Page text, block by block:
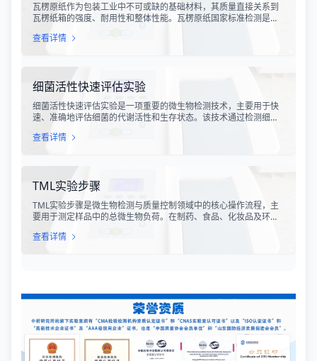
瓦楞原纸作为包装工业中不可或缺的基础材料，其质量直接关系到
瓦楞纸箱的强度、耐用性和整体性能。瓦楞原纸国家标准检测是依
对瓦楞原纸的各项物理性能指标进行系统化测试和评价的过程。该
查看详情
细菌活性快速评估实验
细菌活性快速评估实验是一项重要的微生物检测技术，主要用于快
速、准确地评估细菌的代谢活性和生存状态。该技术通过检测细菌
细菌活性的定量数据，为环境监测、食品安全、医药研发和工业生
查看详情
TML实验步骤
TML实验步骤是微生物检测与质量控制领域中的核心操作流程，主
要用于测定样品中的总微生物负荷。在制药、食品、化妆品及环境
量、安全性以及生产过程控制水平的关键指标。通过对样品中需氧
查看详情